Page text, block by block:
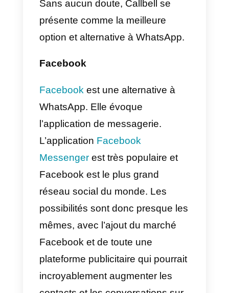
spécifiquement pour
l’environnement des entreprises.
Il comporte une section sur les
métriques grâce à laquelle vous
pouvez garder un œil sur votre
activité à tout moment. De même,
vous avez également la
possibilité d’activer le routage
automatique qui attribue les
conversations, les chats internes
entre agents, la dérivation des
conversations en un seul endroit.
Il centralise toutes les
conversations provenant des